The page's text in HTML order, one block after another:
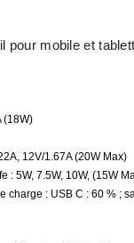
pour mobile et
(18W)
12V/1.67A (20W Max)
: 5W, 7.5W, 10W, (15W
charge : USB C : 60 % ;